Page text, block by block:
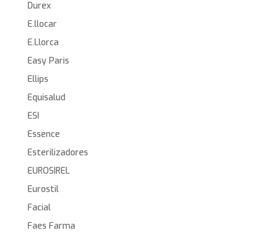
Durex
E.llocar
E.Llorca
Easy Paris
Ellips
Equisalud
ESI
Essence
Esterilizadores
EUROSIREL
Eurostil
Facial
Faes Farma